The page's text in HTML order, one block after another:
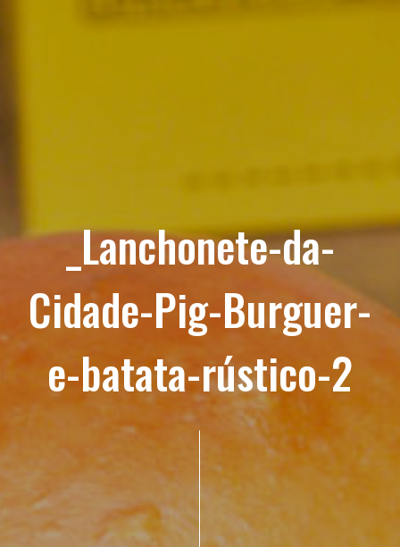
_Lanchonete-da-
Cidade-Pig-Burguer-
e-batata-rústico-2